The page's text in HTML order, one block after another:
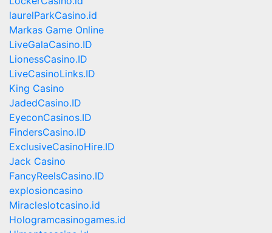
laurelParkCasino.id
Markas Game Online
LiveGalaCasino.ID
LionessCasino.ID
LiveCasinoLinks.ID
King Casino
JadedCasino.ID
EyeconCasinos.ID
FindersCasino.ID
ExclusiveCasinoHire.ID
Jack Casino
FancyReelsCasino.ID
explosioncasino
Miracleslotcasino.id
Hologramcasinogames.id